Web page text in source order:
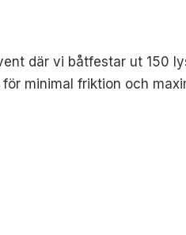
där vi båtfestar ut 150
minimal friktion och